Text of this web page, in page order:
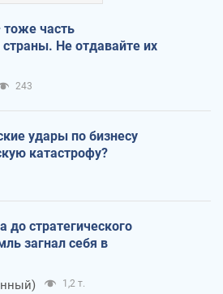
тоже часть
Не отдавайте их
243
удары по бизнесу
катастрофу?
до стратегического
загнал себя в
1,2 т.